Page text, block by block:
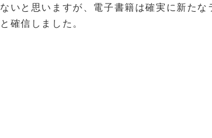
ないと思いますが、電子書籍は確実に新た
と確信しました。